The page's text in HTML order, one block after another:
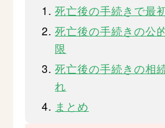
死亡後の手続きで最
死亡後の手続きの公
限
死亡後の手続きの相
れ
まとめ